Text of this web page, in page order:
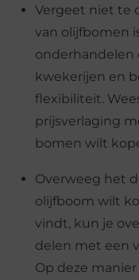
Vergeet niet te
van olijfbomen
onderhandelen
kwekerijen en
flexibiliteit.
prijsverlaging
bomen wilt
Overweeg het
olijfboom wilt
vindt, kun je
delen met een
Op deze